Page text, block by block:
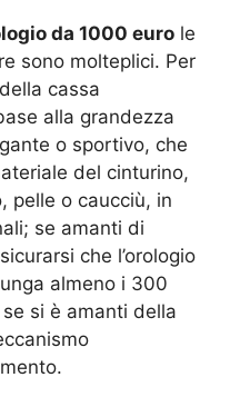
da 1000 euro le
sono molteplici. Per
cassa
alla grandezza
o sportivo, che
del cinturino,
pelle o caucciù, in
se amanti di
che l’orologio
almeno i 300
si è amanti della